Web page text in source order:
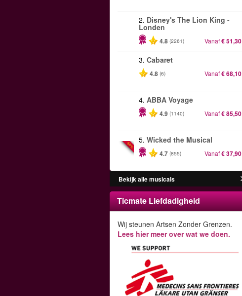
2. Disney's The Lion King -
Londen
4.8 (2261) Vanaf€ 51,30
3. Cabaret
4.8 (6) Vanaf€ 68,10
4. ABBA Voyage
4.9 (1140) Vanaf€ 85,50
-50%
5. Wicked the Musical
4.7 (855) Vanaf€ 37,90
Bekijk alle musicals
Ticmate Liefdadigheid
Wij steunen Artsen Zonder Grenzen.
Lees hier meer over wat we doen.